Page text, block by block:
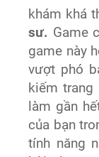
khám khá
sư. Game
game này
vượt phó
kiếm
làm gần
của bạn
tính năng